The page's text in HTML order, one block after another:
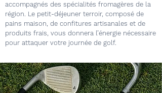
accompagnés des spécialités fromagères de la
région. Le petit-déjeuner terroir, composé de
pains maison, de confitures artisanales et de
produits frais, vous donnera l’énergie nécessaire
pour attaquer votre journée de golf.